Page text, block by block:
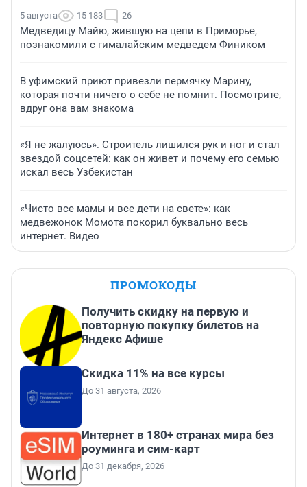
5 августа 15 183 26
Медведицу Майю, жившую на цепи в Приморье,
познакомили с гималайским медведем Фиником
В уфимский приют привезли пермячку Марину,
которая почти ничего о себе не помнит. Посмотрите,
вдруг она вам знакома
«Я не жалуюсь». Строитель лишился рук и ног и стал
звездой соцсетей: как он живет и почему его семью
искал весь Узбекистан
«Чисто все мамы и все дети на свете»: как
медвежонок Момота покорил буквально весь
интернет. Видео
ПРОМОКОДЫ
Получить скидку на первую и
повторную покупку билетов на
Яндекс Афише
Скидка 11% на все курсы
До 31 августа, 2026
Интернет в 180+ странах мира без
роуминга и сим-карт
До 31 декабря, 2026